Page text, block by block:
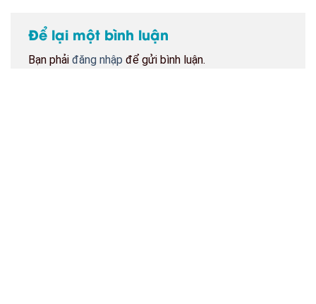
Để lại một bình luận
Bạn phải đăng nhập để gửi bình luận.